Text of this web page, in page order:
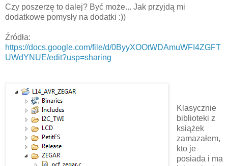
Czy poszerzę to dalej? Być może... Jak przyjdą mi
dodatkowe pomysły na dodatki :))
Źródła:
https://docs.google.com/file/d/0ByyXOOtWDAmuWFI4ZGFT
UWdYNUE/edit?usp=sharing
Klasycznie
biblioteki z
książek
zamazałem,
kto je
posiada i ma